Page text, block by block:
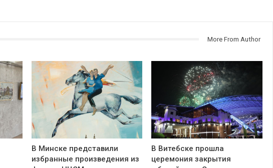
More From Author
В Минске представили
избранные произведения из
В Витебске прошла
церемония закрытия